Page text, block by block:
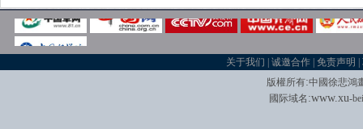
关于我们 |诚邀合作 |免责声明 |
版權所有:中國徐悲鴻
國际域名 :www.xu-